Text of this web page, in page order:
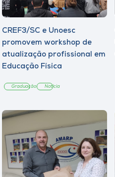
CREF3/SC e Unoesc
promovem workshop de
atualização profissional em
Educação Física
Graduação Notícia